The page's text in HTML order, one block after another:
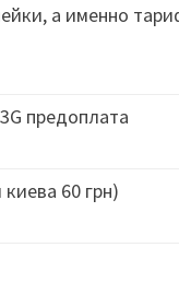
а именно
предоплата
киева 60 грн)